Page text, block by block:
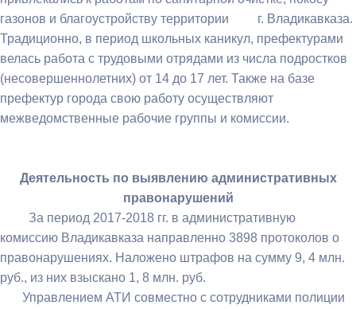
газонов и благоустройству территории г. Владикавказа.
Традиционно, в период школьных каникул, префектурами
велась работа с трудовыми отрядами из числа подростков
(несовершеннолетних) от 14 до 17 лет. Также на базе
префектур города свою работу осуществляют
межведомственные рабочие группы и комиссии.
Деятельность по выявлению административных
правонарушений
За период 2017-2018 гг. в административную
комиссию Владикавказа направленно 3898 протоколов о
правонарушениях. Наложено штрафов на сумму 9, 4 млн.
руб., из них взыскано 1, 8 млн. руб.
Управлением АТИ совместно с сотрудниками полиции